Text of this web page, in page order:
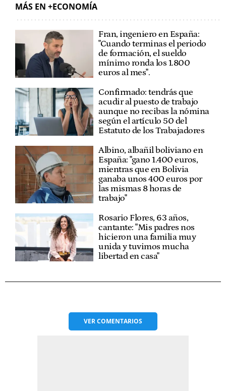
MÁS EN +ECONOMÍA
Fran, ingeniero en España:
"Cuando terminas el periodo
de formación, el sueldo
mínimo ronda los 1.800
euros al mes".
Confirmado: tendrás que
acudir al puesto de trabajo
aunque no recibas la nómina
según el artículo 50 del
Estatuto de los Trabajadores
Albino, albañil boliviano en
España: "gano 1.400 euros,
mientras que en Bolivia
ganaba unos 400 euros por
las mismas 8 horas de
trabajo"
Rosario Flores, 63 años,
cantante: "Mis padres nos
hicieron una familia muy
unida y tuvimos mucha
libertad en casa"
VERCOMENTARIOS